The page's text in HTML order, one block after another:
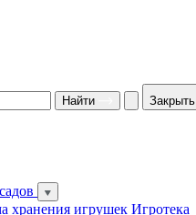
Найти Закрыть
хранения игрушек Игротека